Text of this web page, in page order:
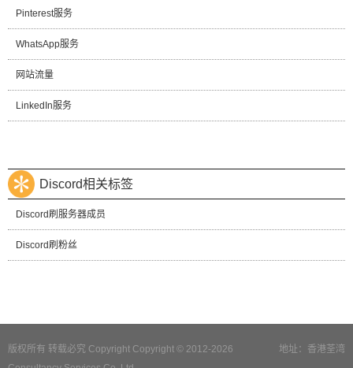
Pinterest服务
WhatsApp服务
网站流量
LinkedIn服务
Discord相关标签
Discord刷服务器成员
Discord刷粉丝
地址：香港荃湾
版权所有 转载必究 Copyright Copyright © 2012-2026